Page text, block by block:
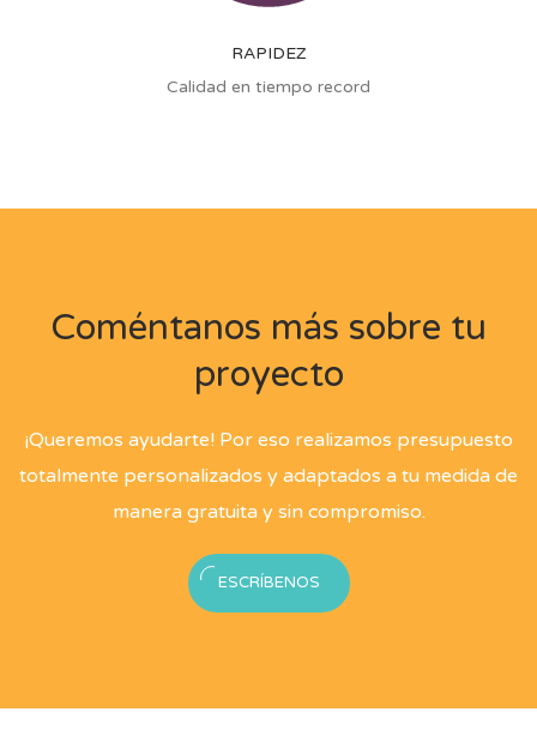
RAPIDEZ
Calidad en tiempo record
Coméntanos más sobre tu
proyecto
¡Queremos ayudarte! Por eso realizamos presupuesto
totalmente personalizados y adaptados a tu medida de
manera gratuita y sin compromiso.
ESCRÍBENOS